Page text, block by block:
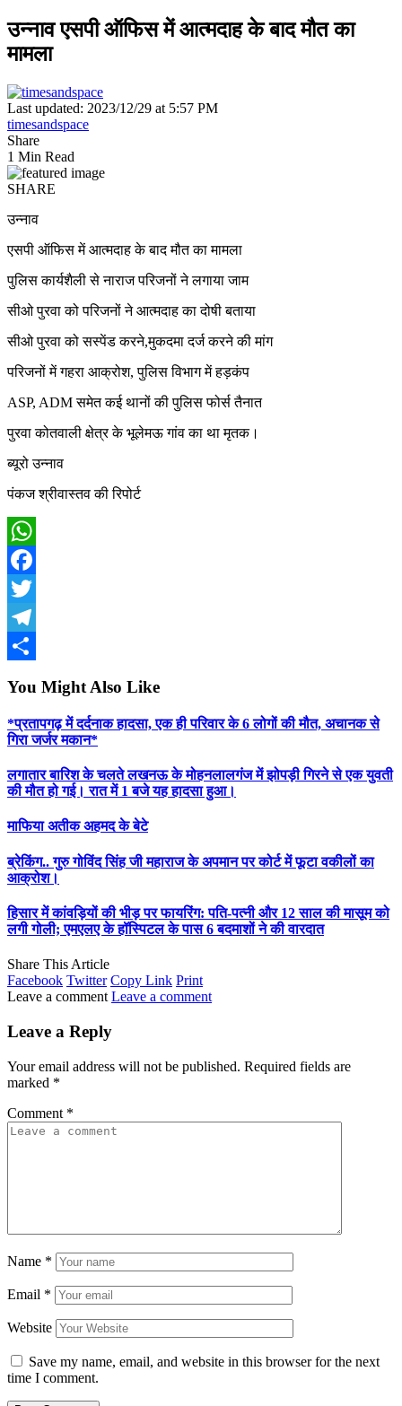
उन्नाव एसपी ऑफिस में आत्मदाह के बाद मौत का
मामला
Last updated: 2023/12/29 at 5:57 PM
timesandspace
Share
1 Min Read
SHARE
उन्नाव
एसपी ऑफिस में आत्मदाह के बाद मौत का मामला
पुलिस कार्यशैली से नाराज परिजनों ने लगाया जाम
सीओ पुरवा को परिजनों ने आत्मदाह का दोषी बताया
सीओ पुरवा को सस्पेंड करने,मुकदमा दर्ज करने की मांग
परिजनों में गहरा आक्रोश, पुलिस विभाग में हड़कंप
ASP, ADM समेत कई थानों की पुलिस फोर्स तैनात
पुरवा कोतवाली क्षेत्र के भूलेमऊ गांव का था मृतक।
ब्यूरो उन्नाव
पंकज श्रीवास्तव की रिपोर्ट
WhatsApp
Facebook
Twitter
Telegram
You Might Also Like
*प्रतापगढ़ में दर्दनाक हादसा, एक ही परिवार के 6 लोगों की मौत, अचानक से
गिरा जर्जर मकान*
लगातार बारिश के चलते लखनऊ के मोहनलालगंज में झोपड़ी गिरने से एक युवती
की मौत हो गई। रात में 1 बजे यह हादसा हुआ।
माफिया अतीक अहमद के बेटे
ब्रेकिंग.. गुरु गोविंद सिंह जी महाराज के अपमान पर कोर्ट में फूटा वकीलों का
आक्रोश।
हिसार में कांवड़ियों की भीड़ पर फायरिंग: पति-पत्नी और 12 साल की मासूम को
लगी गोली; एमएलए के हॉस्पिटल के पास 6 बदमाशों ने की वारदात
Share This Article
Facebook Twitter Copy Link Print
Leave a comment Leave a comment
Leave a Reply
Your email address will not be published. Required fields are
marked *
Comment *
Name *
Email *
Website
Save my name, email, and website in this browser for the next
time I comment.